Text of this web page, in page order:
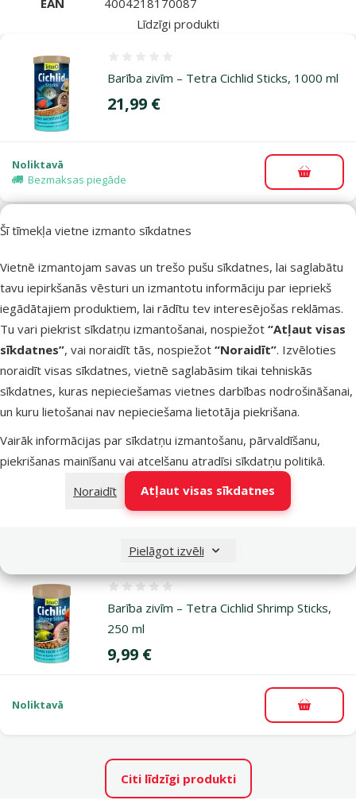
Šī tīmekļa vietne izmanto sīkdatnes
Vietnē izmantojam savas un trešo pušu sīkdatnes, lai saglabātu
tavu iepirkšanās vēsturi un izmantotu informāciju par iepriekš
iegādātajiem produktiem, lai rādītu tev interesējošas reklāmas.
Tu vari piekrist sīkdatņu izmantošanai, nospiežot “Atļaut visas
sīkdatnes”, vai noraidīt tās, nospiežot “Noraidīt”. Izvēloties
noraidīt visas sīkdatnes, vietnē saglabāsim tikai tehniskās
sīkdatnes, kuras nepieciešamas vietnes darbības nodrošināšanai,
un kuru lietošanai nav nepieciešama lietotāja piekrišana.
Vairāk informācijas par sīkdatņu izmantošanu, pārvaldīšanu,
piekrišanas mainīšanu vai atcelšanu atradīsi sīkdatņu politikā.
Noraidīt
Atļaut visas sīkdatnes
Pielāgot izvēli
EAN
4004218170087
Līdzīgi produkti
Barība zivīm – Tetra Cichlid Sticks, 1000 ml
Cena
21,99 €
Noliktavā
Bezmaksas piegāde
Sticks, 250 ml
Atsauksmes 0%
Cena
6,99 €
Noliktavā
Barība dīķa zivīm – Tetra Pond Sticks, 7 l
Atsauksmes 0%
Cena
19,99 €
Barība zivīm – Tetra Cichlid Shrimp Sticks,
250 ml
Atsauksmes 0%
Cena
9,99 €
Noliktavā
Citi līdzīgi produkti